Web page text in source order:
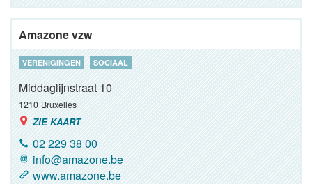
Amazone vzw
VERENIGINGEN SOCIAAL
Middaglijnstraat 10
1210 Bruxelles
ZIE KAART
02 229 38 00
info@amazone.be
www.amazone.be